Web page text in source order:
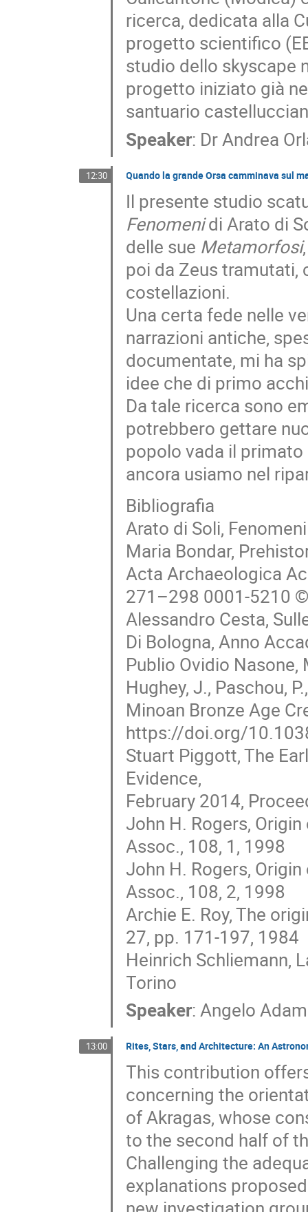
ricerca, dedicata alla
progetto scientifico
studio dello skyscape
progetto iniziato già
santuario
Speaker: DrAndrea
12:30 Quando la grande Orsa camminava sul
Il presente studio
Fenomenidi Arato di
delle sue Metamorfosi
poi da Zeus tramutati,
costellazioni.
Una certa fede nelle
narrazioni antiche,
documentate, mi ha
idee che di primo
Da tale ricerca sono
potrebbero gettare
popolo vada il primato
ancora usiamo nel
Bibliografia
Arato di Soli,
Maria Bondar,
Acta Archaeologica
271–298 0001-5210
Alessandro Cesta,
Di Bologna, Anno
Publio Ovidio
Hughey, J., Paschou,
Minoan Bronze Age
https://doi.org/
Stuart Piggott, The
Evidence,
February 2014,
John H. Rogers,
Assoc., 108, 1, 1998
John H. Rogers,
Assoc., 108, 2, 1998
Archie E. Roy, The
27, pp. 171-197, 1984
Heinrich Schliemann,
Torino
Speaker:Angelo
13:00 Rites, Stars, and Architecture: An
This contribution
concerning the
of Akragas, whose
to the second half of
Challenging the
explanations